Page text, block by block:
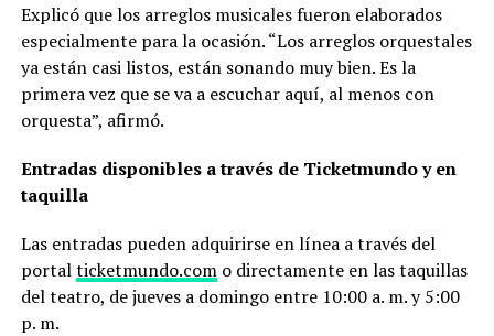
Explicó que los arreglos musicales fueron elaborados
especialmente para la ocasión. “Los arreglos orquestales
ya están casi listos, están sonando muy bien. Es la
primera vez que se va a escuchar aquí, al menos con
orquesta”, afirmó.
Entradas disponibles a través de Ticketmundo y en
taquilla
Las entradas pueden adquirirse en línea a través del
portalticketmundo.como directamente en las taquillas
del teatro, de jueves a domingo entre 10:00 a. m. y 5:00
p. m.